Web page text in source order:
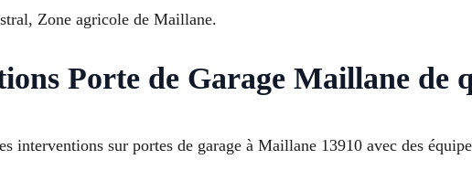
Zone agricole de Maillane.
Porte de Garage Maillane de
interventions sur portes de garage à Maillane 13910 avec des